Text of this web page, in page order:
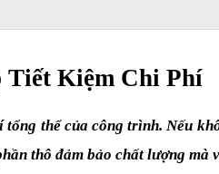
Tiết Kiệm Chi Phí
thể của công trình. Nếu
thô đảm bảo chất lượng